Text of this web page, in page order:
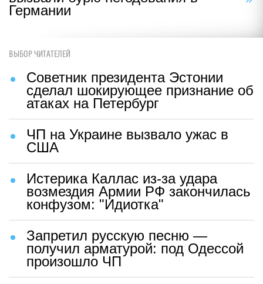
Германии
ВЫБОР ЧИТАТЕЛЕЙ
Советник президента Эстонии
сделал шокирующее признание об
атаках на Петербург
ЧП на Украине вызвало ужас в
США
Истерика Каллас из-за удара
возмездия Армии РФ закончилась
конфузом: "Идиотка"
Запретил русскую песню —
получил арматурой: под Одессой
произошло ЧП